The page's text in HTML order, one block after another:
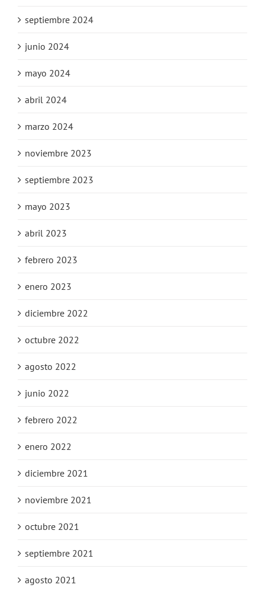
septiembre 2024
junio 2024
mayo 2024
abril 2024
marzo 2024
noviembre 2023
septiembre 2023
mayo 2023
abril 2023
febrero 2023
enero 2023
diciembre 2022
octubre 2022
agosto 2022
junio 2022
febrero 2022
enero 2022
diciembre 2021
noviembre 2021
octubre 2021
septiembre 2021
agosto 2021